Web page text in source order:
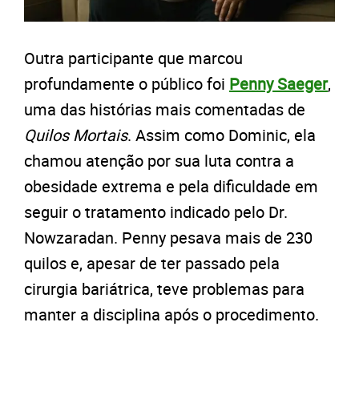
Outra participante que marcou
profundamente o público foi Penny Saeger,
uma das histórias mais comentadas de
Quilos Mortais. Assim como Dominic, ela
chamou atenção por sua luta contra a
obesidade extrema e pela dificuldade em
seguir o tratamento indicado pelo Dr.
Nowzaradan. Penny pesava mais de 230
quilos e, apesar de ter passado pela
cirurgia bariátrica, teve problemas para
manter a disciplina após o procedimento.